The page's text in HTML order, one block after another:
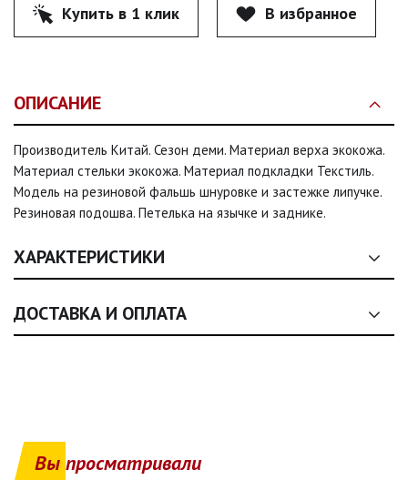
Купить в 1 клик В избранное
ОПИСАНИЕ
Производитель Китай. Сезон деми. Материал верха экокожа.
Материал стельки экокожа. Материал подкладки Текстиль.
Модель на резиновой фальшь шнуровке и застежке липучке.
Резиновая подошва. Петелька на язычке и заднике.
ХАРАКТЕРИСТИКИ
Размер: 31, 32, 33, 34, 35, 36
ДОСТАВКА И ОПЛАТА
1.2. Продавец осуществляет реализацию товаров как
Вы просматривали